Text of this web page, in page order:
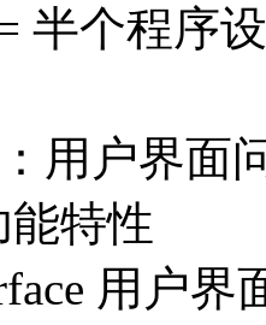
半个程序
用户界面
能特性
用户界